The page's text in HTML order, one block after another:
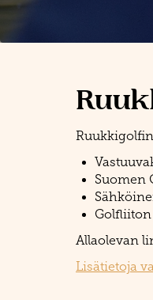
Suomen
Golfliiton
Allaolevan
Lisätietoja